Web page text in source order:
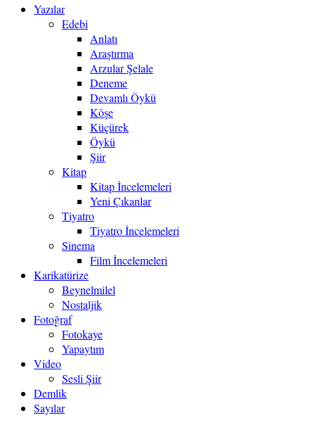
Yazılar
Edebi
Anlatı
Araştırma
Arzular Şelale
Deneme
Devamlı Öykü
Köşe
Küçürek
Öykü
Şiir
Kitap
Kitap İncelemeleri
Yeni Çıkanlar
Tiyatro
Tiyatro İncelemeleri
Sinema
Film İncelemeleri
Karikatürize
Beynelmilel
Nostaljik
Fotoğraf
Fotokaye
Yapaytım
Video
Sesli Şiir
Demlik
Sayılar